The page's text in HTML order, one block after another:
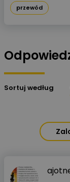
przewód
Sortuj według